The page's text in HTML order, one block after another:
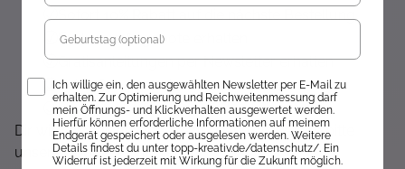
Sofort 10% Rabatt auf die nächste Bestellung
Exklusive Angebote erhalten
Gratisanleitungen per Newsletter erhalten
Keine Rabatt-Aktion mehr verpassen
Über Neuheiten informiert werden
Dir wird hier nichts angezeigt? Dann akzeptiere bitte
unsere Cookie-Richtlinien :)
Geburtstag
Opt-InIch willige ein, den ausgewählten Newsletter per E-Mail zu
erhalten. Zur Optimierung und Reichweitenmessung darf
mein Öffnungs- und Klickverhalten ausgewertet werden.
Hierfür können erforderliche Informationen auf meinem
Endgerät gespeichert oder ausgelesen werden. Weitere
Details findest du unter topp-kreativ.de/datenschutz/. Ein
Widerruf ist jederzeit mit Wirkung für die Zukunft möglich.